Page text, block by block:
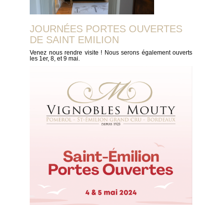
JOURNÉES PORTES OUVERTES
DE SAINT EMILION
Venez nous rendre visite ! Nous serons également ouverts
les 1er, 8, et 9 mai.